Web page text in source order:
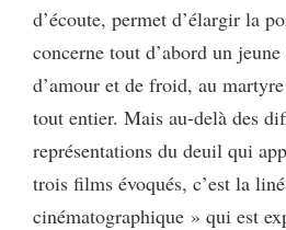
d’écoute, permet d’élargir la
concerne tout d’abord un
d’amour et de froid, au
tout entier. Mais au-delà des
représentations du deuil qui
trois films évoqués, c’est la
cinématographique » qui est